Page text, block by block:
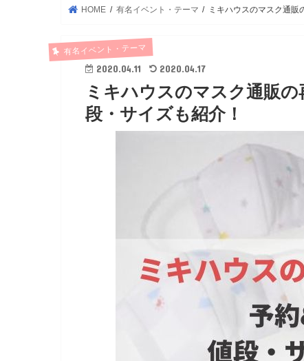
HOME 有名イベント・テーマ ミキハウスのマスク通販
有名イベント・テーマ
2020.04.11 2020.04.17
ミキハウスのマスク通販
段・サイズも紹介！